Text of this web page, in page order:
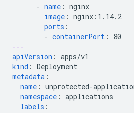
- name : nginx
image : nginx:1.14.2
ports :
- containerPort :
80
---
apiVersion : apps/v1
kind : Deployment
metadata :
name : unprotected-
namespace : applications
labels :